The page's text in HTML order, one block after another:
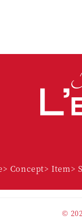
> Concept> Item>
©️